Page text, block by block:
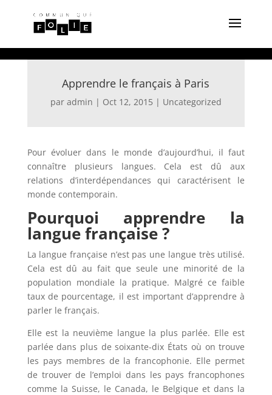
Apprendre le français à Paris
par admin | Oct 12, 2015 | Uncategorized
Pour évoluer dans le monde d’aujourd’hui, il faut
connaître plusieurs langues. Cela est dû aux
relations d’interdépendances qui caractérisent le
monde contemporain.
Pourquoi apprendre la
langue française ?
La langue française n’est pas une langue très utilisé.
Cela est dû au fait que seule une minorité de la
population mondiale la pratique. Malgré ce faible
taux de pourcentage, il est important d’apprendre à
parler le français.
Elle est la neuvième langue la plus parlée. Elle est
parlée dans plus de soixante-dix États où on trouve
les pays membres de la francophonie. Elle permet
de trouver de l’emploi dans les pays francophones
comme la Suisse, le Canada, le Belgique et dans la